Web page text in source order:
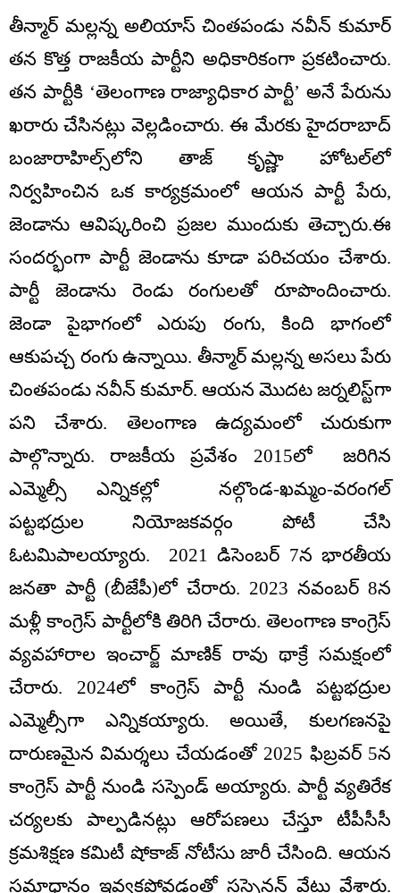
తీన్మార్ మల్లన్న అలియాస్ చింతపండు నవీన్ కుమార్
తన కొత్త రాజకీయ పార్టీని అధికారికంగా ప్రకటించారు.
తన పార్టీకి ‘తెలంగాణ రాజ్యాధికార పార్టీ’ అనే పేరును
ఖరారు చేసినట్లు వెల్లడించారు. ఈ మేరకు హైదరాబాద్‌
బంజారాహిల్స్‌లోని తాజ్ కృష్ణా హోటల్‌లో
నిర్వహించిన ఒక కార్యక్రమంలో ఆయన పార్టీ పేరు,
జెండాను ఆవిష్కరించి ప్రజల ముందుకు తెచ్చారు.ఈ
సందర్భంగా పార్టీ జెండాను కూడా పరిచయం చేశారు.
పార్టీ జెండాను రెండు రంగులతో రూపొందించారు.
జెండా పైభాగంలో ఎరుపు రంగు, కింది భాగంలో
ఆకుపచ్చ రంగు ఉన్నాయి. తీన్మార్ మల్లన్న అసలు పేరు
చింతపండు నవీన్ కుమార్. ఆయన మొదట జర్నలిస్ట్‌గా
పని చేశారు. తెలంగాణ ఉద్యమంలో చురుకుగా
పాల్గొన్నారు. రాజకీయ ప్రవేశం 2015లో జరిగిన
ఎమ్మెల్సీ ఎన్నికల్లో నల్గొండ-ఖమ్మం-వరంగల్
పట్టభద్రుల నియోజకవర్గం పోటీ చేసి
ఓటమిపాలయ్యారు. 2021 డిసెంబర్ 7న భారతీయ
జనతా పార్టీ (బీజేపీ)లో చేరారు. 2023 నవంబర్ 8న
మళ్లీ కాంగ్రెస్ పార్టీలోకి తిరిగి చేరారు. తెలంగాణ కాంగ్రెస్
వ్యవహారాల ఇంచార్జ్ మాణిక్ రావు థాక్రే సమక్షంలో
చేరారు. 2024లో కాంగ్రెస్ పార్టీ నుండి పట్టభద్రుల
ఎమ్మెల్సీగా ఎన్నికయ్యారు. అయితే, కులగణనపై
దారుణమైన విమర్శలు చేయడంతో 2025 ఫిబ్రవర్ 5న
కాంగ్రెస్ పార్టీ నుండి సస్పెండ్ అయ్యారు. పార్టీ వ్యతిరేక
చర్యలకు పాల్పడినట్లు ఆరోపణలు చేస్తూ టీపీసీసీ
క్రమశిక్షణ కమిటీ షోకాజ్ నోటీసు జారీ చేసింది. ఆయన
సమాధానం ఇవ్వకపోవడంతో సస్పెన్షన్ వేటు వేశారు.